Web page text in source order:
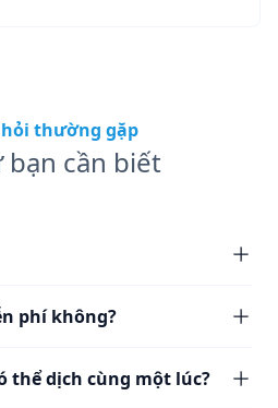
hỏi thường gặp
cần biết
phí không?
thể dịch cùng một lúc?